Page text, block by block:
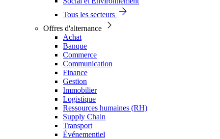
Tous les secteurs
Offres d'alternance
Achat
Banque
Commerce
Communication
Finance
Gestion
Immobilier
Logistique
Ressources humaines (RH)
Supply Chain
Transport
Événementiel